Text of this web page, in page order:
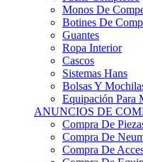
Botines De
Guantes
Ropa Interior
Cascos
Sistemas Hans
Bolsas Y Mochilas
Equipación Para
ANUNCIOS DE
Compra De
Compra De
Compra De
Compra De
VEHÍCULOS